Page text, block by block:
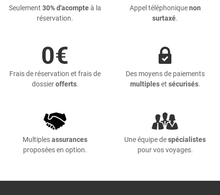
Seulement 30% d'acompteà la
réservation.
Appel téléphoniquenon
surtaxé.
Frais de réservation et frais de
dossierofferts.
Des moyens de paiements
multipleset sécurisés.
Multiplesassurances
proposées en option.
Une équipe despécialistes
pour vos voyages.